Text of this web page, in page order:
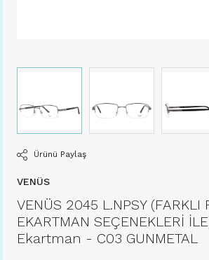
Ürünü Paylaş
VENÜS
VENÜS 2045 L.NPSY (FARKLI
EKARTMAN SEÇENEKLERİ
Ekartman - C03 GUNMETAL